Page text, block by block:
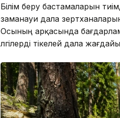
Білім беру бастамаларын
заманауи дала
Осының арқасында
үлгілерді тікелей дала